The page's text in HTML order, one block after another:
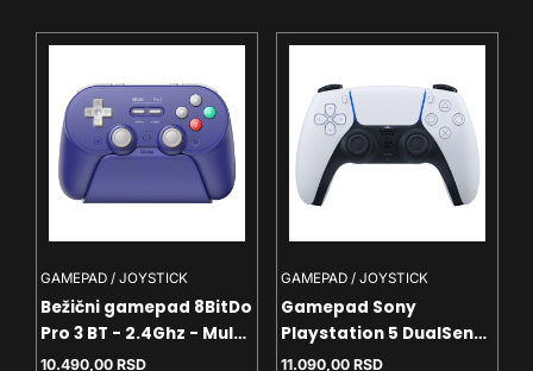
GAMEPAD / JOYSTICK
Bežični gamepad 8BitDo
Pro 3 BT - 2.4Ghz - Multi
platform - Vibracija -
10.490,00 RSD
GAMEPAD / JOYSTICK
Gamepad Sony
Playstation 5 DualSense
V2 White
11.090,00 RSD